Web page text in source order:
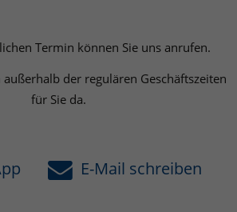
Termin können Sie uns anrufen.
der regulären Geschäftszeiten
für Sie da.
E-Mail schreiben